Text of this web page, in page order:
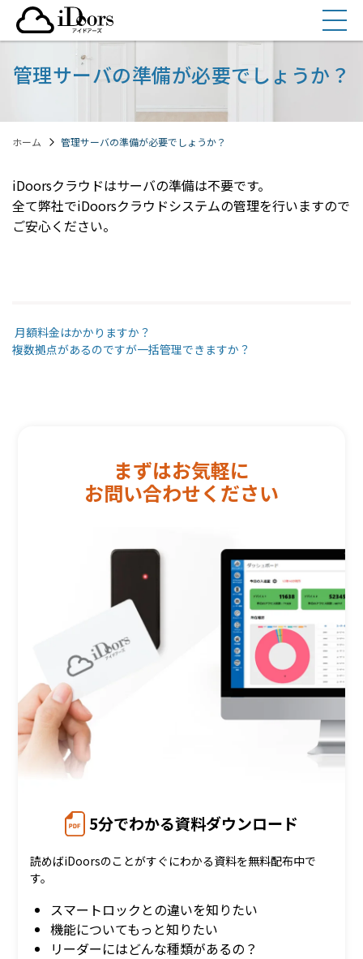
テ
ス
管理サーバの準備が必要でしょうか？
ホーム 管理サーバの準備が必要でしょうか？
iDoorsクラウドはサーバの準備は不要です。
全て弊社でiDoorsクラウドシステムの管理を行いますので
ご安心ください。
Post navigation
月額料金はかかりますか？
複数拠点があるのですが一括管理できますか？
まずはお気軽に
お問い合わせください
5分でわかる資料ダウンロード
読めばiDoorsのことがすぐにわかる資料を無料配布中で
す。
スマートロックとの違いを知りたい
機能についてもっと知りたい
リーダーにはどんな種類があるの？